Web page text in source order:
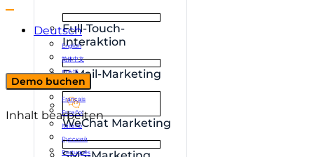
Full-Touch-
Interaktion
E-Mail-Marketing
WeChat Marketing
Deutsch
English
简体中文
日本語
한국어
Français
Español
Italiano
Русский
Português
Demo buchen
Inhalt bearbeiten